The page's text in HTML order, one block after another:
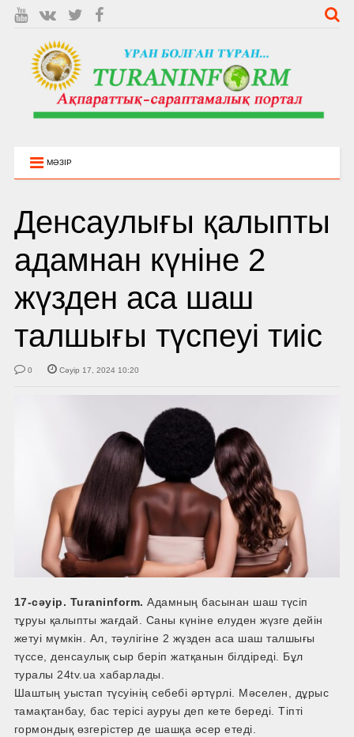
МӘЗІР
Денсаулығы қалыпты
адамнан күніне 2
жүзден аса шаш
талшығы түспеуі тиіс
0 Сәуір 17, 2024 10:20
17-сәуір. Turaninform. Адамның басынан шаш түсіп
тұруы қалыпты жағдай. Саны күніне елуден жүзге дейін
жетуі мүмкін. Ал, тәулігіне 2 жүзден аса шаш талшығы
түссе, денсаулық сыр беріп жатқанын білдіреді. Бұл
туралы 24tv.ua хабарлады.
Шаштың уыстап түсуінің себебі әртүрлі. Мәселен, дұрыс
тамақтанбау, бас терісі ауруы деп кете береді. Тіпті
гормондық өзгерістер де шашқа әсер етеді.